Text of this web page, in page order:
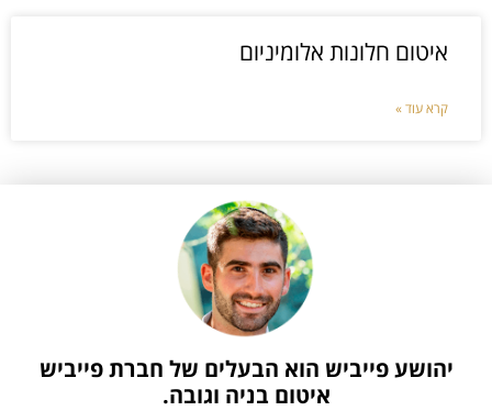
איטום חלונות אלומיניום
קרא עוד »
יהושע פייביש הוא הבעלים של חברת פייביש
איטום בניה וגובה.